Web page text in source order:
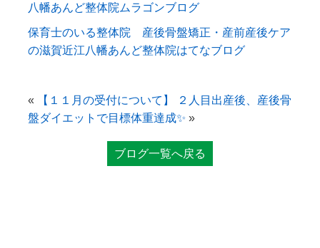
八幡あんど整体院ムラゴンブログ
保育士のいる整体院 産後骨盤矯正・産前産後ケア
の滋賀近江八幡あんど整体院はてなブログ
« 【１１月の受付について】
２人目出産後、産後骨
盤ダイエットで目標体重達成✨ »
ブログ一覧へ戻る